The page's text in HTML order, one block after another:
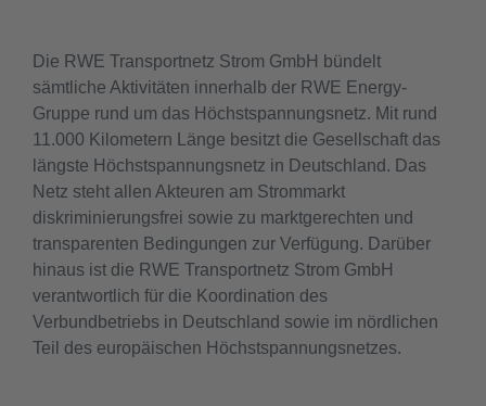
Die RWE Transportnetz Strom GmbH bündelt
sämtliche Aktivitäten innerhalb der RWE Energy-
Gruppe rund um das Höchstspannungsnetz. Mit rund
11.000 Kilometern Länge besitzt die Gesellschaft das
längste Höchstspannungsnetz in Deutschland. Das
Netz steht allen Akteuren am Strommarkt
diskriminierungsfrei sowie zu marktgerechten und
transparenten Bedingungen zur Verfügung. Darüber
hinaus ist die RWE Transportnetz Strom GmbH
verantwortlich für die Koordination des
Verbundbetriebs in Deutschland sowie im nördlichen
Teil des europäischen Höchstspannungsnetzes.